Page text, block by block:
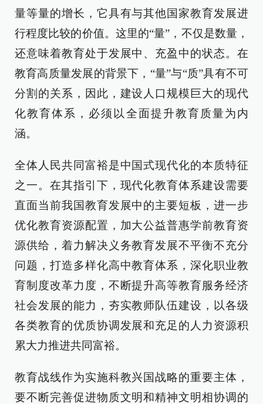
量等量的增长，它具有与其他国家教育发展进
行程度比较的价值。这里的“量”，不仅是数量，
还意味着教育处于发展中、充盈中的状态。在
教育高质量发展的背景下，“量”与“质”具有不可
分割的关系，因此，建设人口规模巨大的现代
化教育体系，必须以全面提升教育质量为内
涵。
全体人民共同富裕是中国式现代化的本质特征
之一。在其指引下，现代化教育体系建设需要
直面当前我国教育发展中的主要短板，进一步
优化教育资源配置，加大公益普惠学前教育资
源供给，着力解决义务教育发展不平衡不充分
问题，打造多样化高中教育体系，深化职业教
育制度改革力度，不断提升高等教育服务经济
社会发展的能力，夯实教师队伍建设，以各级
各类教育的优质协调发展和充足的人力资源积
累大力推进共同富裕。
教育战线作为实施科教兴国战略的重要主体，
要不断完善促进物质文明和精神文明相协调的